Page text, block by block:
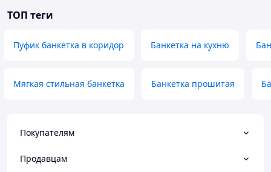
ТОП теги
Пуфик банкетка в коридор Банкетка на кухню
Мягкая стильная банкетка Банкетка прошитая
Покупателям
Продавцам